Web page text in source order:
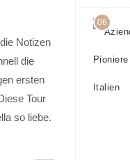
Notizen
die
ersten
Tour
so liebe.
06